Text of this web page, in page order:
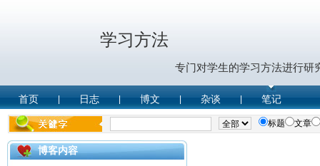
学习方法
专门对学生的学习方法进行研
首页 日志 博文 杂谈 笔记
标题 文章
博客内容